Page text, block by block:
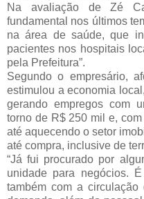
Na avaliação de Zé
fundamental nos últimos
na área de saúde, que
pacientes nos hospitais
pela Prefeitura”.
Segundo o empresário,
estimulou a economia
gerando empregos com
torno de R$ 250 mil e,
até aquecendo o setor
até compra, inclusive de
“Já fui procurado por
unidade para negócios.
também com a